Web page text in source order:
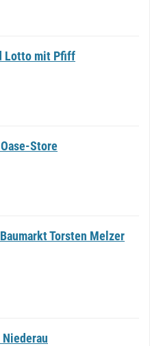
Lotto mit Pfiff
Store
Torsten Melzer